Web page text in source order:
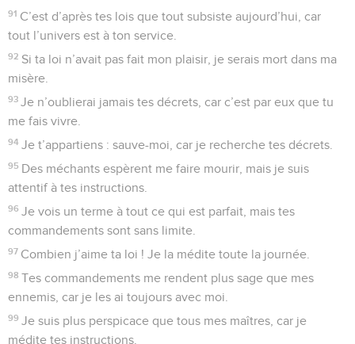
91 C’est d’après tes lois que tout subsiste aujourd’hui, car
tout l’univers est à ton service.
92 Si ta loi n’avait pas fait mon plaisir, je serais mort dans ma
misère.
93 Je n’oublierai jamais tes décrets, car c’est par eux que tu
me fais vivre.
94 Je t’appartiens : sauve-moi, car je recherche tes décrets.
95 Des méchants espèrent me faire mourir, mais je suis
attentif à tes instructions.
96 Je vois un terme à tout ce qui est parfait, mais tes
commandements sont sans limite.
97 Combien j’aime ta loi ! Je la médite toute la journée.
98 Tes commandements me rendent plus sage que mes
ennemis, car je les ai toujours avec moi.
99 Je suis plus perspicace que tous mes maîtres, car je
médite tes instructions.